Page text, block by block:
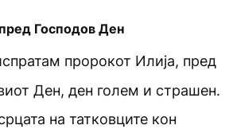
Господов Ден
пророкот Илија, пред
Ден, ден голем и страшен.
на татковците кон